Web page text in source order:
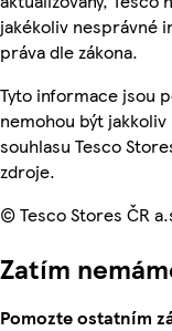
jakékoliv nesprávné
práva dle zákona.
Tyto informace jsou
nemohou být
souhlasu Tesco
zdroje.
© Tesco Stores ČR
Zatím
Pomozte ostatním